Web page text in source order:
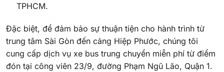
TPHCM.
Đặc biệt, để đảm bảo sự thuận tiện cho hành trình từ
trung tâm Sài Gòn đến cảng Hiệp Phước, chúng tôi
cung cấp dịch vụ xe bus trung chuyển miễn phí từ điểm
đón tại công viên 23/9, đường Phạm Ngũ Lão, Quận 1.